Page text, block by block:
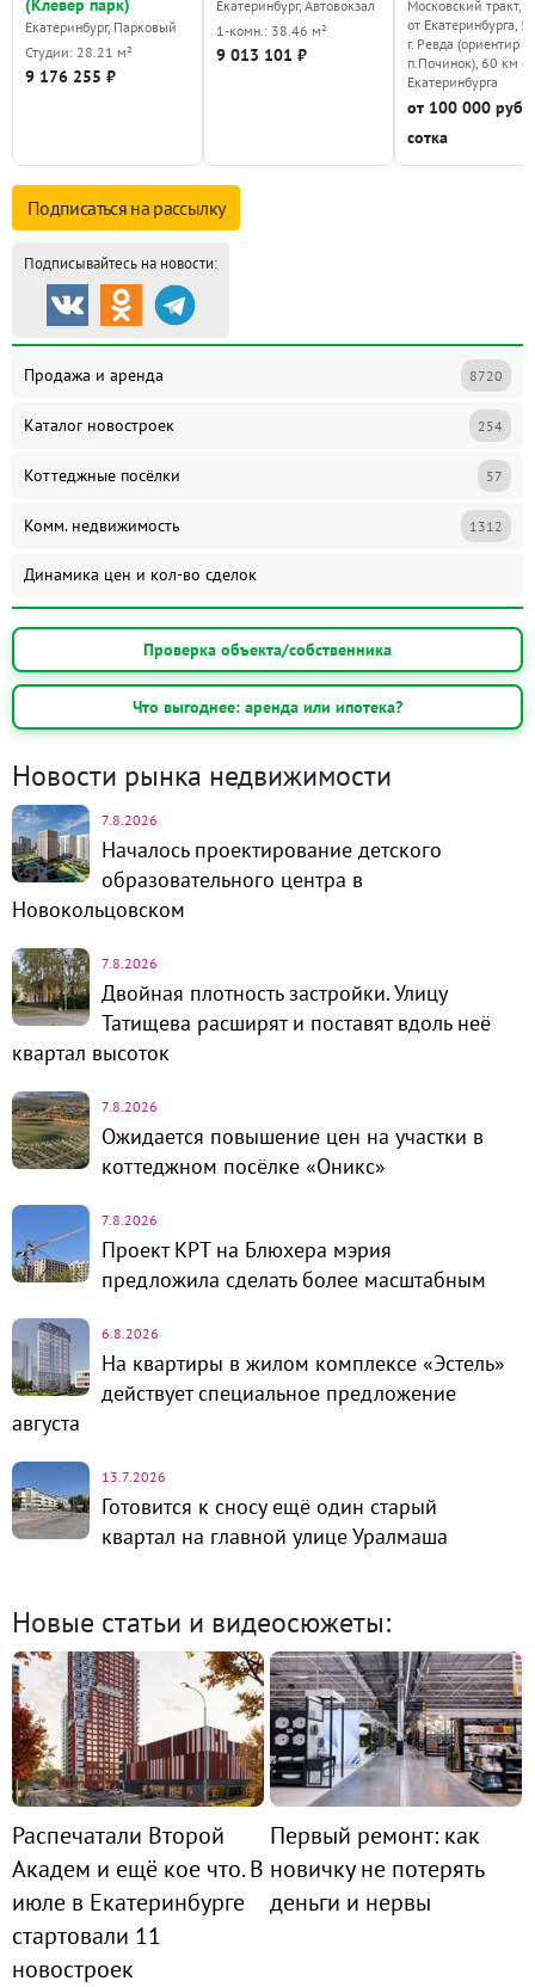
(Клевер парк)
Екатеринбург, Парковый
Студии: 28.21 м²
9 176 255 ₽
Екатеринбург, Автовокзал
1-комн.: 38.46 м²
9 013 101 ₽
Московский тракт,
от Екатеринбурга, 5
г. Ревда (ориентир
п.Починок), 60 км от
Екатеринбурга
от 100 000 руб./
сотка
Подписаться на рассылку
Подписывайтесь на новости:
Продажа и аренда 8720
Каталог новостроек 254
Коттеджные посёлки 57
Комм. недвижимость 1312
Динамика цен и кол-во сделок
Проверка объекта/собственника
Что выгоднее: аренда или ипотека?
Новости рынка недвижимости
7.8.2026
Началось проектирование детского
образовательного центра в
Новокольцовском
7.8.2026
Двойная плотность застройки. Улицу
Татищева расширят и поставят вдоль неё
квартал высоток
7.8.2026
Ожидается повышение цен на участки в
коттеджном посёлке «Оникс»
7.8.2026
Проект КРТ на Блюхера мэрия
предложила сделать более масштабным
6.8.2026
На квартиры в жилом комплексе «Эстель»
действует специальное предложение
августа
13.7.2026
Готовится к сносу ещё один старый
квартал на главной улице Уралмаша
Новые статьи и видеосюжеты:
Распечатали Второй
Академ и ещё кое что. В
июле в Екатеринбурге
стартовали 11
новостроек
Первый ремонт: как
новичку не потерять
деньги и нервы